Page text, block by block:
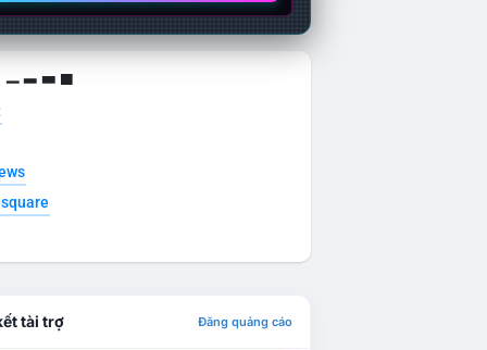
▁ ▂ ▃ ▄
tài trợ Đăng quảng cáo